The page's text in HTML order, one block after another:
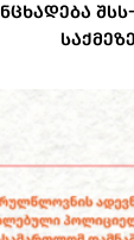
საქმეზე